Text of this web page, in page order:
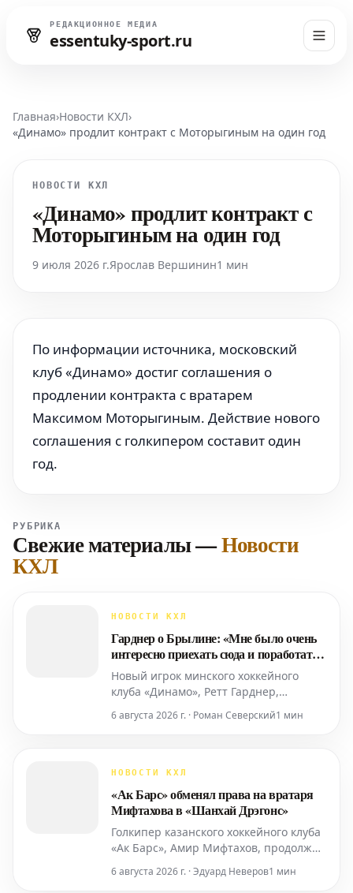
РЕДАКЦИОННОЕ МЕДИА
essentuky-sport.ru
Главная›Новости КХЛ›
«Динамо» продлит контракт с Моторыгиным на один год
НОВОСТИ КХЛ
«Динамо» продлит контракт с
Моторыгиным на один год
9 июля 2026 г.Ярослав Вершинин1 мин
По информации источника, московский
клуб «Динамо» достиг соглашения о
продлении контракта с вратарем
Максимом Моторыгиным. Действие нового
соглашения с голкипером составит один
год.
РУБРИКА
Свежие материалы—Новости
КХЛ
НОВОСТИ КХЛ
Гарднер о Брылине: «Мне было очень
интересно приехать сюда и поработать с
ним»
Новый игрок минского хоккейного
клуба «Динамо», Ретт Гарднер,
главным тренером команды, Сергеем
сотрудничества с Брылиным, и он с
тренировкам.
6 августа 2026 г. · Роман Северский1 мин
НОВОСТИ КХЛ
«Ак Барс» обменял права на вратаря
Мифтахова в «Шанхай Дрэгонс»
Голкипер казанского хоккейного клуба
«Ак Барс», Амир Мифтахов, продолжит
Дрэгонс». Об этом было объявлено
6 августа 2026 г. · Эдуард Неверов1 мин